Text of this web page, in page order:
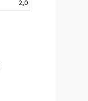
2,0